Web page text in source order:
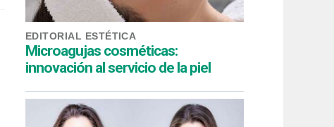
EDITORIAL ESTÉTICA
Microagujas cosméticas:
innovación al servicio de la piel